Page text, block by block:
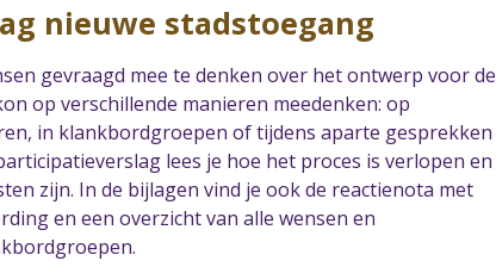
nieuwe stadstoegang
gevraagd mee te denken over het ontwerp voor de
op verschillende manieren meedenken: op
in klankbordgroepen of tijdens aparte gesprekken
lees je hoe het proces is verlopen en
zijn. In de bijlagen vind je ook de reactienota met
en een overzicht van alle wensen en